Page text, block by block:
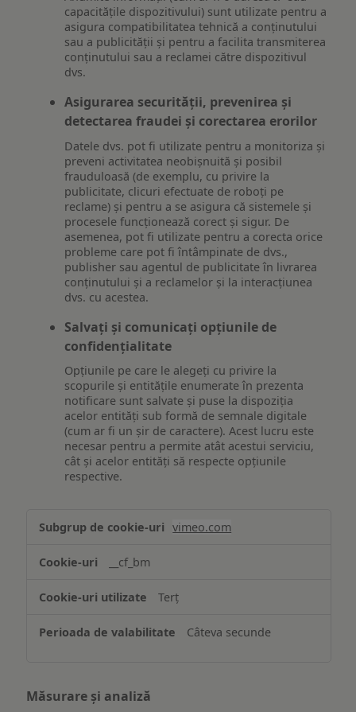
capacitățile dispozitivului) sunt utilizate pentru a
asigura compatibilitatea tehnică a conținutului
sau a publicității și pentru a facilita transmiterea
conținutului sau a reclamei către dispozitivul
dvs.
Asigurarea securității, prevenirea și
detectarea fraudei și corectarea erorilor
Datele dvs. pot fi utilizate pentru a monitoriza și
preveni activitatea neobișnuită și posibil
frauduloasă (de exemplu, cu privire la
publicitate, clicuri efectuate de roboți pe
reclame) și pentru a se asigura că sistemele și
procesele funcționează corect și sigur. De
asemenea, pot fi utilizate pentru a corecta orice
probleme care pot fi întâmpinate de dvs.,
publisher sau agentul de publicitate în livrarea
conținutului și a reclamelor și la interacțiunea
dvs. cu acestea.
Salvați și comunicați opțiunile de
confidențialitate
Opțiunile pe care le alegeți cu privire la
scopurile și entitățile enumerate în prezenta
notificare sunt salvate și puse la dispoziția
acelor entități sub formă de semnale digitale
(cum ar fi un șir de caractere). Acest lucru este
necesar pentru a permite atât acestui serviciu,
cât și acelor entități să respecte opțiunile
respective.
Asigurarea
funcționalităților
website-
ului
vimeo.com
__cf_bm
Terț
Câteva secunde
Măsurare și analiză